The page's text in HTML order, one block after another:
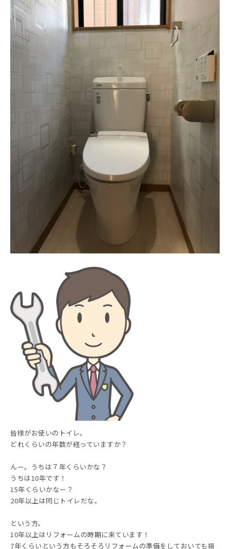
皆様がお使いのトイレ。
どれくらいの年数が経っていますか？
んー。うちは７年くらいかな？
うちは10年です！
15年くらいかなー？
20年以上は同じトイレだな。
という方。
10年以上はリフォームの時期に来ています！
7年くらいという方もそろそろリフォームの準備をしておいても損